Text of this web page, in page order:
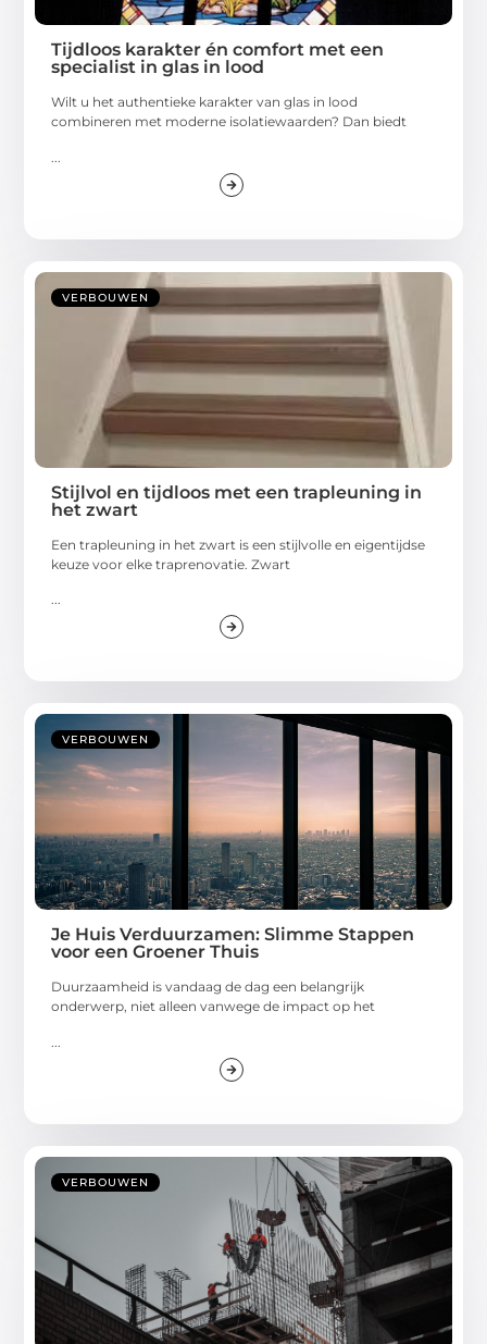
Tijdloos karakter én comfort met een
specialist in glas in lood
Wilt u het authentieke karakter van glas in lood
combineren met moderne isolatiewaarden? Dan biedt
VERBOUWEN
Stijlvol en tijdloos met een trapleuning in
het zwart
Een trapleuning in het zwart is een stijlvolle en eigentijdse
keuze voor elke traprenovatie. Zwart
...
VERBOUWEN
Je Huis Verduurzamen: Slimme Stappen
voor een Groener Thuis
Duurzaamheid is vandaag de dag een belangrijk
onderwerp, niet alleen vanwege de impact op het
VERBOUWEN